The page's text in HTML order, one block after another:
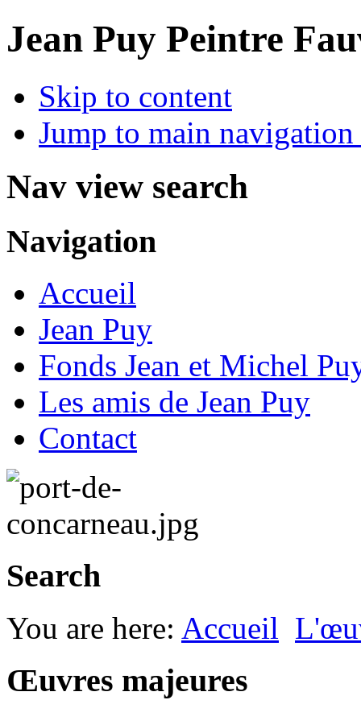
Jean Puy Peintre
Skip to content
Jump to main
Nav view search
Navigation
Accueil
Jean Puy
Fonds Jean et Michel
Les amis de Jean Puy
Contact
Search
You are here: Accueil
Œuvres majeures